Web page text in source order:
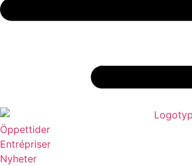
Öppettider
Entrépriser
Nyheter